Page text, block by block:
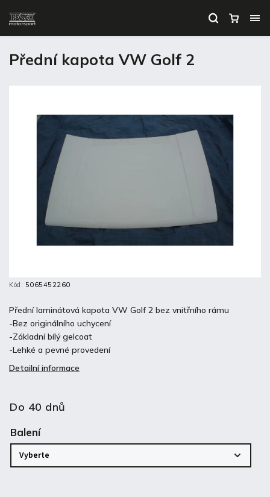
Přední kapota VW Golf 2
Kód: 5065452260
Přední laminátová kapota VW Golf 2 bez vnitřního rámu
-Bez originálního uchycení
-Základní bílý gelcoat
-Lehké a pevné provedení
Detailní informace
Do 40 dnů
Balení